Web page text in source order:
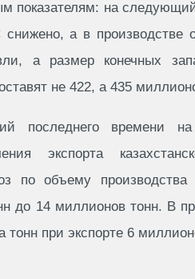
показателям: на
снижено, а в производстве
а размер конечных
не 422, а 435
последнего времени
экспорта
по объему производства
до 14 миллионов тонн. В
при экспорте 6